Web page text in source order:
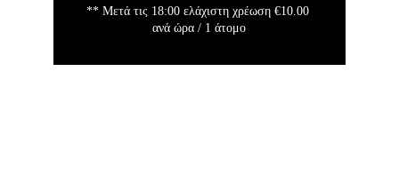
** Μετά τις 18:00 ελάχιστη χρέωση €10.00
ανά ώρα / 1 άτομο